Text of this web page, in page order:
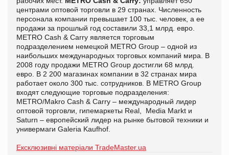
центрами оптовой торговли в 29 странах. Численность
персонала компании превышает 100 тыс. человек, а ее
продажи за прошлый год составили 33,1 млрд. евро.
METRO Cash & Carry является торговым
подразделением немецкой METRO Group – одной из
наибольших международных торговых компаний мира. В
2008 году продажи METRO Group достигли 68 млрд.
евро. В 2 200 магазинах компании в 32 странах мира
работает около 300 тыс. сотрудников. В METRO Group
входят следующие торговые подразделения:
METRO/Makro Cash & Carry – международный лидер
оптовой торговли, гипемаркеты Real, Media Markt и
Saturn – европейский лидер на рынке бытовой техники и
универмаги Galeria Kaufhof.
Ексклюзивні матеріали TradeMaster.ua